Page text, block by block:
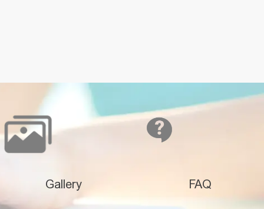
Gallery FAQ